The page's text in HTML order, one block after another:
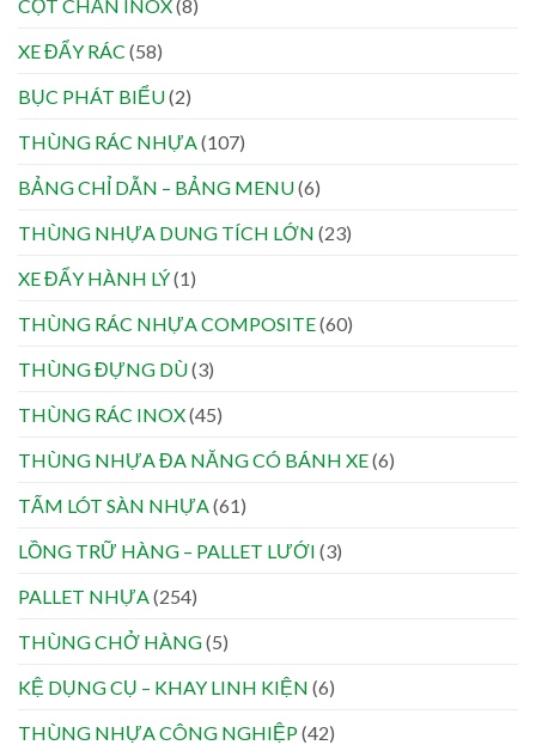
CỘT CHẮN INOX(8)
XE ĐẨY RÁC (58)
BỤC PHÁT BIỂU(2)
THÙNG RÁC NHỰA (107)
BẢNG CHỈ DẪN – BẢNG MENU(6)
THÙNG NHỰA DUNG TÍCH LỚN (23)
XE ĐẨY HÀNH LÝ(1)
THÙNG RÁC NHỰA COMPOSITE(60)
THÙNG ĐỰNG DÙ(3)
THÙNG RÁC INOX(45)
THÙNG NHỰA ĐA NĂNG CÓ BÁNH XE(6)
TẤM LÓT SÀN NHỰA (61)
LỒNG TRỮ HÀNG – PALLET LƯỚI (3)
PALLET NHỰA (254)
THÙNG CHỞ HÀNG(5)
KỆ DỤNG CỤ – KHAY LINH KIỆN (6)
THÙNG NHỰA CÔNG NGHIỆP(42)